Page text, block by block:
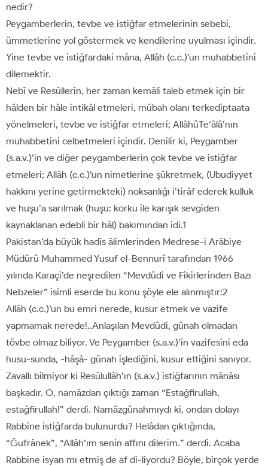
nedir?
Peygamberlerin, tevbe ve istiğfar etmelerinin sebebi,
ümmetlerine yol göstermek ve kendilerine uyulması içindir.
Yine tevbe ve istiğfardaki mâna, Allâh (c.c.)’un muhabbetini
dilemektir.
Nebî ve Resûllerin, her zaman kemâli taleb etmek için bir
hâlden bir hâle intikâl etmeleri, mübah olanı terkediptaata
yönelmeleri, tevbe ve istiğfar etmeleri; AllâhüTe‘âlâ’nın
muhabbetini celbetmeleri içindir. Denilir ki, Peygamber
(s.a.v.)’in ve diğer peygamberlerin çok tevbe ve istiğfar
etmeleri; Allâh (c.c.)’un nimetlerine şükretmek, (Ubudiyyet
hakkını yerine getirmekteki) noksanlığı i’tirâf ederek kulluk
ve huşu’a sarılmak (huşu: korku ile karışık sevgiden
kaynaklanan edebli bir hâl) bakımından idi.1
Pakistan’da büyük hadîs âlimlerinden Medrese-i Arâbiye
Müdürü Muhammed Yusuf el-Bennurî tarafından 1966
yılında Karaçi’de neşredilen “Mevdûdi ve Fikirlerinden Bazı
Nebzeler” isimli eserde bu konu şöyle ele alınmıştır:2
Allâh (c.c.)’un bu emri nerede, kusur etmek ve vazife
yapmamak nerede!..Anlaşılan Mevdûdi, günah olmadan
tövbe olmaz biliyor. Ve Peygamber (s.a.v.)’in vazifesini eda
husu-sunda, -hâşâ- günah işlediğini, kusur ettiğini sanıyor.
Zavallı bilmiyor ki Resûlullâh’ın (s.a.v.) istiğfarının mânâsı
başkadır. O, namâzdan çıktığı zaman “Estağfirullah,
estağfirullah!” derdi. Namâzgünahmıydı ki, ondan dolayı
Rabbine istiğfarda bulunurdu? Helâdan çıktığında,
“Ğufrânek”, “Allâh’ım senin affını dilerim.” derdi. Acaba
Rabbine isyan mı etmiş de af di-liyordu? Böyle, birçok yerde